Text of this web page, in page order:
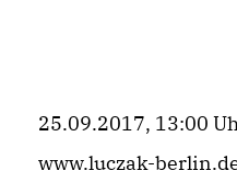
25.09.2017, 13:00
www.luczak-